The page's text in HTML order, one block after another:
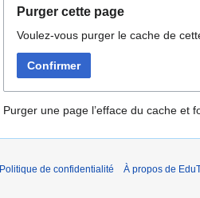
navigation
recherche
Purger cette page
Voulez-vous purger le cache de
Confirmer
Purger une page l’efface du cache et
Politique de confidentialité À propos de